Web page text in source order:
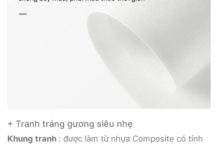
+ Tranh tráng gương siêu nhẹ
Khung tranh : được làm từ nhựa Composite có tính